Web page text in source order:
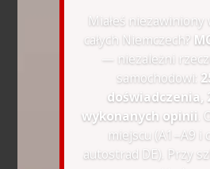
Miałeś
całych Niemczech?
— niezależni
samochodowi:
doświadczenia,
wykonanych opinii
miejscu (A1–A9 i
autostrad DE). Przy